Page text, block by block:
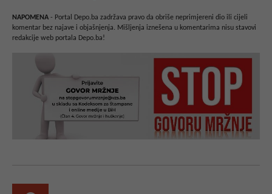
NAPOMENA - Portal Depo.ba zadržava pravo da obriše neprimjereni dio ili cijeli
komentar bez najave i objašnjenja. Mišljenja iznešena u komentarima nisu stavovi
redakcije web portala Depo.ba!